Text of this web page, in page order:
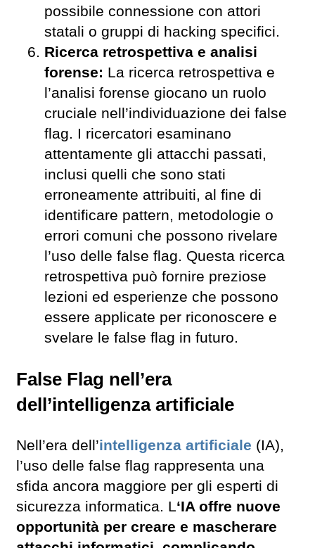
possibile connessione con attori
statali o gruppi di hacking specifici.
Ricerca retrospettiva e analisi
forense: La ricerca retrospettiva e
l’analisi forense giocano un ruolo
cruciale nell’individuazione dei false
flag. I ricercatori esaminano
attentamente gli attacchi passati,
inclusi quelli che sono stati
erroneamente attribuiti, al fine di
identificare pattern, metodologie o
errori comuni che possono rivelare
l’uso delle false flag. Questa ricerca
retrospettiva può fornire preziose
lezioni ed esperienze che possono
essere applicate per riconoscere e
svelare le false flag in futuro.
False Flag nell’era
dell’intelligenza artificiale
Nell’era dell’intelligenza artificiale (IA),
l’uso delle false flag rappresenta una
sfida ancora maggiore per gli esperti di
sicurezza informatica. L‘IA offre nuove
opportunità per creare e mascherare